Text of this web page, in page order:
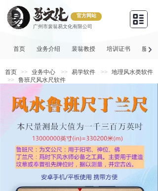
广州市裴翁易文化有限公司
官方网站
首页 业务介绍 裴翁教授 培训证书 服务
首页 >> 业务中心 >> 易学软件 >>
地理风水类软件
>>
鲁班尺风水尺软件